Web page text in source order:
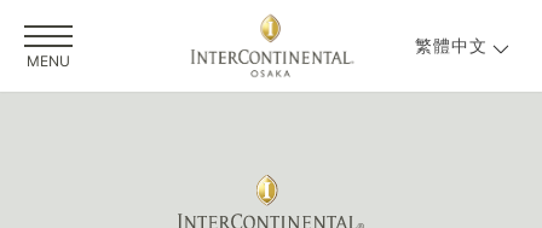
MENU
繁體中文